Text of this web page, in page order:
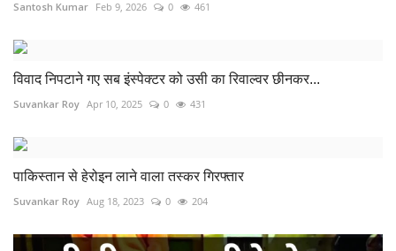
Santosh Kumar Feb 9, 2026 0 461
विवाद निपटाने गए सब इंस्पेक्टर को उसी का रिवाल्वर छीनकर...
Suvankar Roy Apr 10, 2025 0 431
पाकिस्तान से हेरोइन लाने वाला तस्कर गिरफ्तार
Suvankar Roy Aug 18, 2023 0 204